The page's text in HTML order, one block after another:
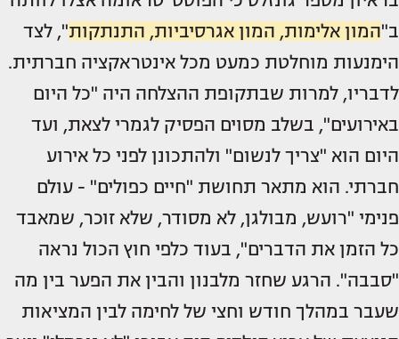
ב"המון אלימות, המון אגרסיביות, התנתקות", לצד
הימנעות מוחלטת כמעט מכל אינטראקציה חברתית.
לדבריו, למרות שבתקופת ההצלחה היה "כל היום
באירועים", בשלב מסוים הפסיק לגמרי לצאת, ועד
היום הוא "צריך לנשום" ולהתכונן לפני כל אירוע
חברתי. הוא מתאר תחושת "חיים כפולים" - עולם
פנימי "רועש, מבולגן, לא מסודר, שלא זוכר, שמאבד
כל הזמן את הדברים", בעוד כלפי חוץ הכול נראה
"סבבה". הרגע שחזר מלבנון והבין את הפער בין מה
שעבר במהלך חודש וחצי של לחימה לבין המציאות